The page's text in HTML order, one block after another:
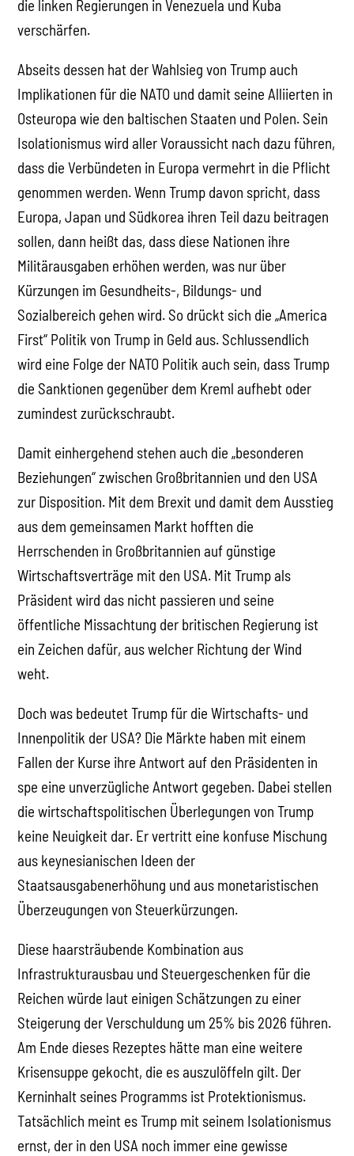
die linken Regierungen in Venezuela und Kuba
verschärfen.
Abseits dessen hat der Wahlsieg von Trump auch
Implikationen für die NATO und damit seine Alliierten in
Osteuropa wie den baltischen Staaten und Polen. Sein
Isolationismus wird aller Voraussicht nach dazu führen,
dass die Verbündeten in Europa vermehrt in die Pflicht
genommen werden. Wenn Trump davon spricht, dass
Europa, Japan und Südkorea ihren Teil dazu beitragen
sollen, dann heißt das, dass diese Nationen ihre
Militärausgaben erhöhen werden, was nur über
Kürzungen im Gesundheits-, Bildungs- und
Sozialbereich gehen wird. So drückt sich die „America
First“ Politik von Trump in Geld aus. Schlussendlich
wird eine Folge der NATO Politik auch sein, dass Trump
die Sanktionen gegenüber dem Kreml aufhebt oder
zumindest zurückschraubt.
Damit einhergehend stehen auch die „besonderen
Beziehungen“ zwischen Großbritannien und den USA
zur Disposition. Mit dem Brexit und damit dem Ausstieg
aus dem gemeinsamen Markt hofften die
Herrschenden in Großbritannien auf günstige
Wirtschaftsverträge mit den USA. Mit Trump als
Präsident wird das nicht passieren und seine
öffentliche Missachtung der britischen Regierung ist
ein Zeichen dafür, aus welcher Richtung der Wind
weht.
Doch was bedeutet Trump für die Wirtschafts- und
Innenpolitik der USA? Die Märkte haben mit einem
Fallen der Kurse ihre Antwort auf den Präsidenten in
spe eine unverzügliche Antwort gegeben. Dabei stellen
die wirtschaftspolitischen Überlegungen von Trump
keine Neuigkeit dar. Er vertritt eine konfuse Mischung
aus keynesianischen Ideen der
Staatsausgabenerhöhung und aus monetaristischen
Überzeugungen von Steuerkürzungen.
Diese haarsträubende Kombination aus
Infrastrukturausbau und Steuergeschenken für die
Reichen würde laut einigen Schätzungen zu einer
Steigerung der Verschuldung um 25% bis 2026 führen.
Am Ende dieses Rezeptes hätte man eine weitere
Krisensuppe gekocht, die es auszulöffeln gilt. Der
Kerninhalt seines Programms ist Protektionismus.
Tatsächlich meint es Trump mit seinem Isolationismus
ernst, der in den USA noch immer eine gewisse